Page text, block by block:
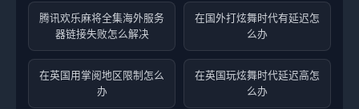
腾讯欢乐麻将全集海外服务
器链接失败怎么解决
在国外打炫舞时代有延迟怎
么办
在英国用掌阅地区限制怎么
办
在英国玩炫舞时代延迟高怎
么办